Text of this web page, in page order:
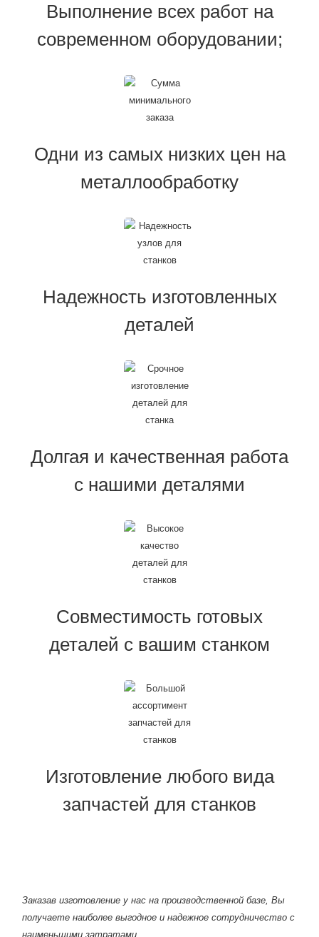
Выполнение всех работ на
современном оборудовании;
Одни из самых низких цен на
металлообработку
Надежность изготовленных
деталей
Долгая и качественная работа
с нашими деталями
Совместимость готовых
деталей с вашим станком
Изготовление любого вида
запчастей для станков
Заказав изготовление у нас на производственной базе, Вы
получаете наиболее выгодное и надежное сотрудничество с
наименьшими затратами.